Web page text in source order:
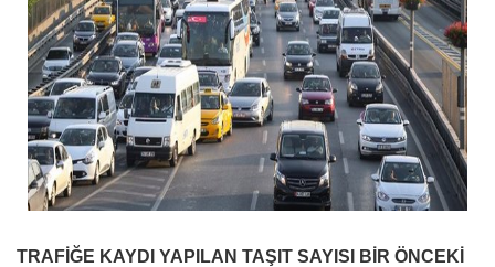
TRAFİĞE KAYDI YAPILAN TAŞIT SAYISI BİR ÖNCEKİ